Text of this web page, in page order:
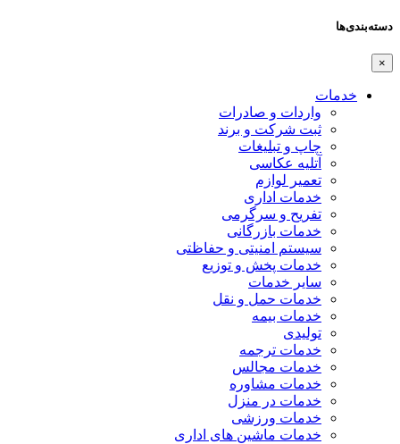
دسته‌بندی‌ها
×
خدمات
واردات و صادرات
ثبت شرکت و برند
چاپ و تبلیغات
آتلیه عکاسی
تعمیر لوازم
خدمات اداری
تفریح و سرگرمی
خدمات بازرگانی
سیستم امنیتی و حفاظتی
خدمات پخش و توزیع
سایر خدمات
خدمات حمل و نقل
خدمات بیمه
تولیدی
خدمات ترجمه
خدمات مجالس
خدمات مشاوره
خدمات در منزل
خدمات ورزشی
خدمات ماشین های اداری